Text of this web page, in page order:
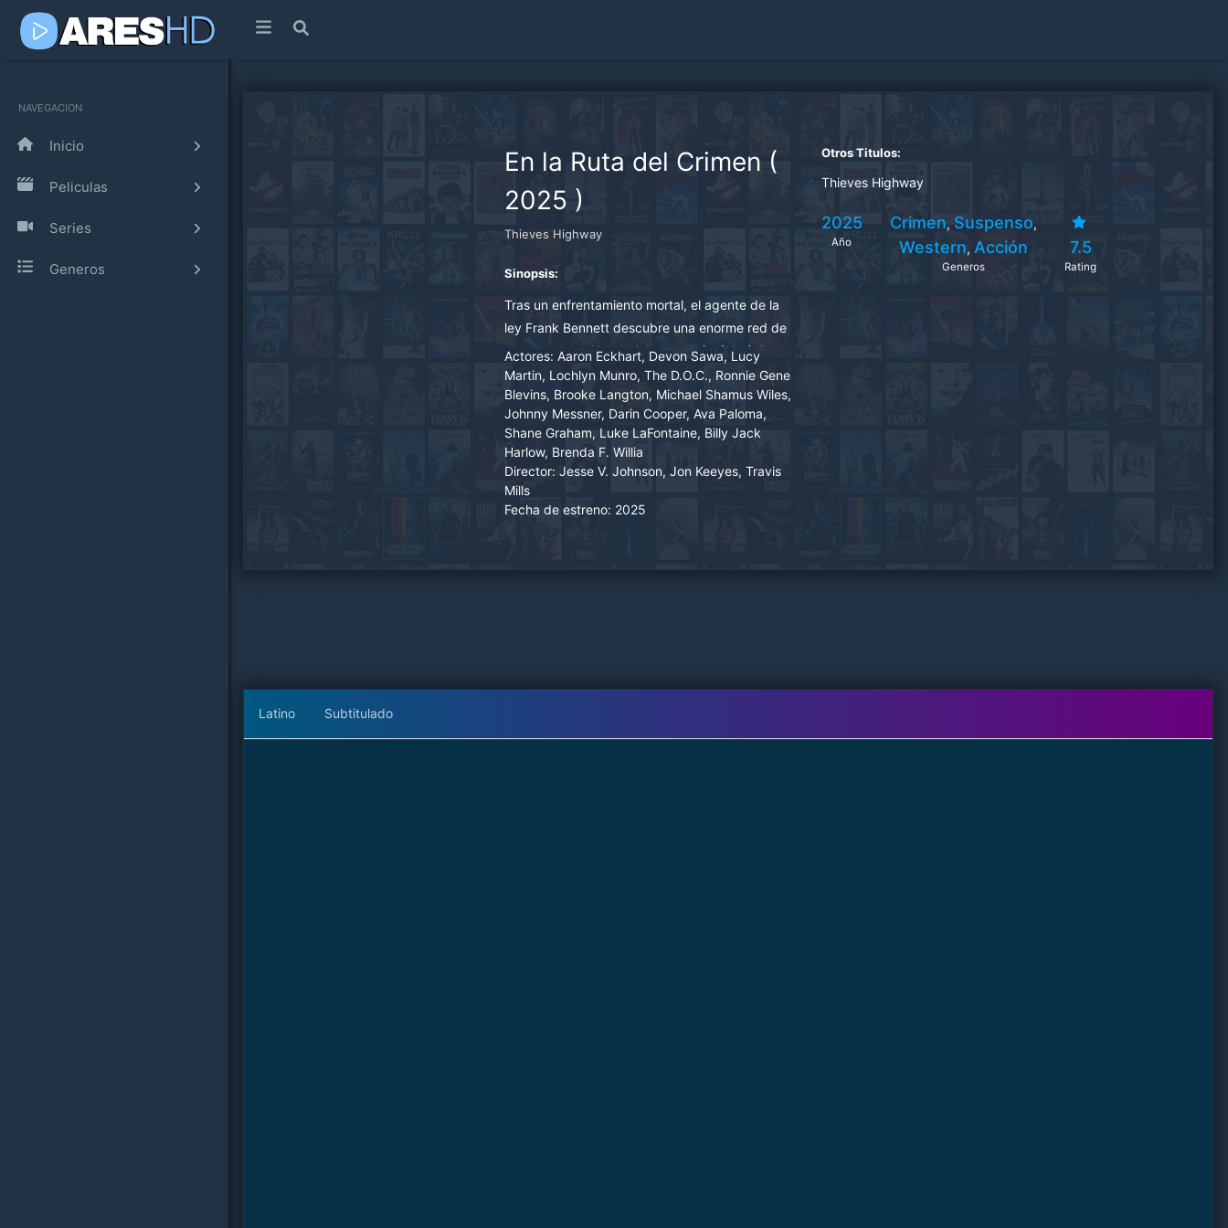
NAVEGACION
Inicio
Peliculas
Series
Generos
En la Ruta del Crimen (
2025 )
Thieves Highway
Sinopsis:
Tras un enfrentamiento mortal, el agente de la
ley Frank Bennett descubre una enorme red de
contrabando. Sin servicio de telefonía móvil y
sin su camión, Frank se ve obligado a
enfrentarse a una peligrosa banda liderada por
un ex comandante militar trastornado.
Detenerlos antes de que lleguen a la frontera no
es sólo su deber, es su única oportunidad de
sobrevivir.
Actores: Aaron Eckhart, Devon Sawa, Lucy
Martin, Lochlyn Munro, The D.O.C., Ronnie Gene
Blevins, Brooke Langton, Michael Shamus Wiles,
Johnny Messner, Darin Cooper, Ava Paloma,
Shane Graham, Luke LaFontaine, Billy Jack
Harlow, Brenda F. Willia
Director: Jesse V. Johnson, Jon Keeyes, Travis
Mills
Fecha de estreno: 2025
Otros Titulos:
Thieves Highway
2025
Año
Crimen, Suspenso,
Western, Acción
Generos
7.5
Rating
Latino Subtitulado